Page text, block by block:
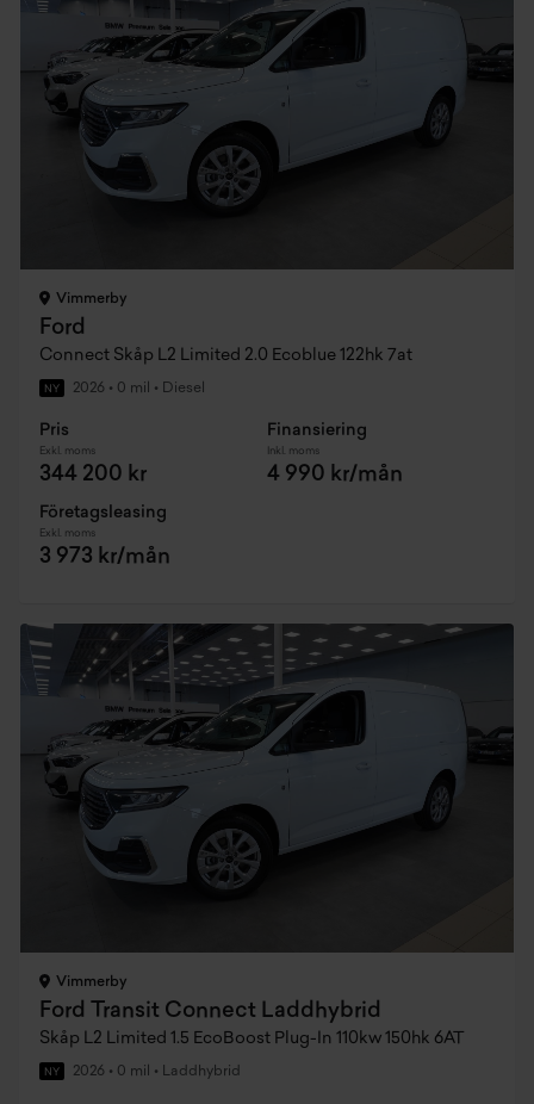
Vimmerby
Ford
Connect Skåp L2 Limited 2.0 Ecoblue 122hk 7at
NY 2026 • 0 mil • Diesel
Pris
Exkl. moms
344 200 kr
Finansiering
Inkl. moms
4 990 kr/mån
Företagsleasing
Exkl. moms
3 973 kr/mån
Vimmerby
Ford Transit Connect Laddhybrid
Skåp L2 Limited 1.5 EcoBoost Plug-In 110kw 150hk 6AT
NY 2026 • 0 mil • Laddhybrid